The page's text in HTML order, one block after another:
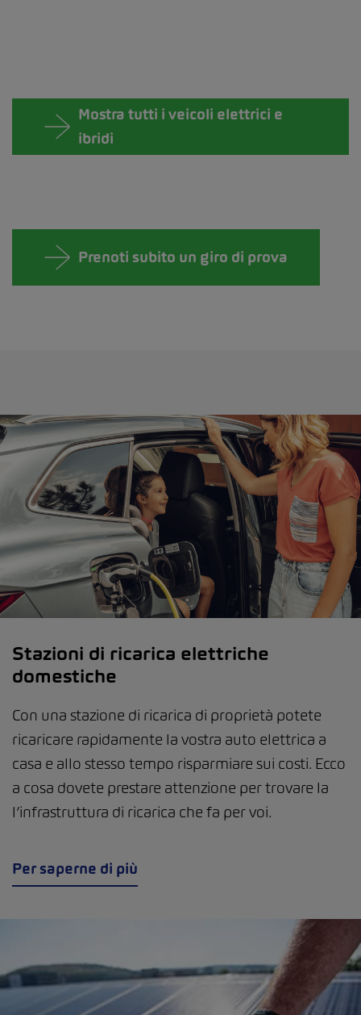
Mostra tutti i veicoli elettrici e
ibridi
Prenoti subito un giro di prova
Stazioni di ricarica elettriche
domestiche
Con una stazione di ricarica di proprietà potete
ricaricare rapidamente la vostra auto elettrica a
casa e allo stesso tempo risparmiare sui costi. Ecco
a cosa dovete prestare attenzione per trovare la
l’infrastruttura di ricarica che fa per voi.
Per saperne di più